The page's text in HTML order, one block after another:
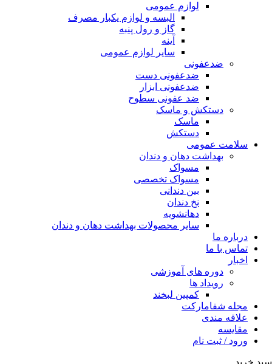
لوازم عمومی
البسه و لوازم یکبار مصرف
گاز و رول پنبه
آینه
سایر لوازم عمومی
ضدعفونی
ضدعفونی دست
ضدعفونی ابزار
ضد عفونی سطوح
دستکش و ماسک
ماسک
دستکش
سلامت عمومی
بهداشت دهان و دندان
مسواک
مسواک تخصصی
بین دندانی
نخ دندان
دهانشویه
سایر محصولات بهداشت دهان و دندان
درباره ما
تماس با ما
اخبار
دوره های آموزشی
رویداد ها
کمپین لبخند
مجله شفامارکت
علاقه مندی
مقایسه
ورود / ثبت نام
سبد خرید